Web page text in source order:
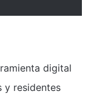
digital
y residentes